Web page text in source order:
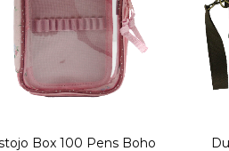
Box 100 Pens Boho